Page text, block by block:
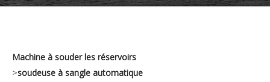
Machine à souder les réservoirs
>soudeuse à sangle automatique